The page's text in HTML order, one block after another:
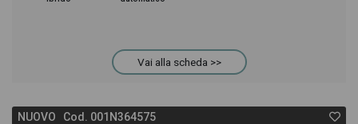
offerta e rata consigliata per l'acquisto del veicolo.
Vai alla scheda >>
NUOVO Cod. 001N364575